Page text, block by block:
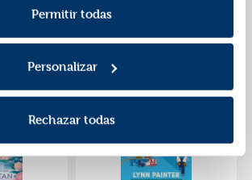
.
Permitir todas
Personalizar
Rechazar todas
Margie